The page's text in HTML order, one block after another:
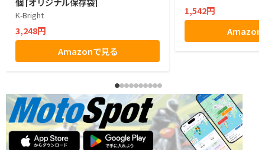
K-Bright
3,248円
Amazonで見る
1,542円
Amazon